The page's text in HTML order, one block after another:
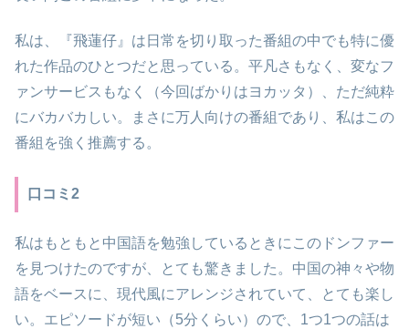
私は、『飛蓮仔』は日常を切り取った番組の中でも特に優
れた作品のひとつだと思っている。平凡さもなく、変なフ
ァンサービスもなく（今回ばかりはヨカッタ）、ただ純粋
にバカバカしい。まさに万人向けの番組であり、私はこの
番組を強く推薦する。
口コミ2
私はもともと中国語を勉強しているときにこのドンファー
を見つけたのですが、とても驚きました。中国の神々や物
語をベースに、現代風にアレンジされていて、とても楽し
い。エピソードが短い（5分くらい）ので、1つ1つの話は